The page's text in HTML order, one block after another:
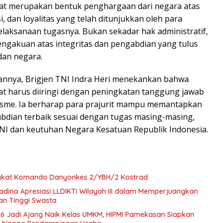
merupakan bentuk penghargaan dari negara atas
dan loyalitas yang telah ditunjukkan oleh para
tugasnya. Bukan sekadar hak administratif,
atas integritas dan pengabdian yang tulus
negara.
Brigjen TNI Indra Heri menekankan bahwa
harus diiringi dengan peningkatan tanggung jawab
Ia berharap para prajurit mampu memantapkan
terbaik sesuai dengan tugas masing-masing,
dan keutuhan Negara Kesatuan Republik Indonesia.
Komando Danyonkes 2/YBH/2 Kostrad
Apresiasi LLDIKTI Wilayah III dalam Memperjuangkan
Tinggi Swasta
Jadi Ajang Naik Kelas UMKM, HIPMI Pamekasan Siapkan